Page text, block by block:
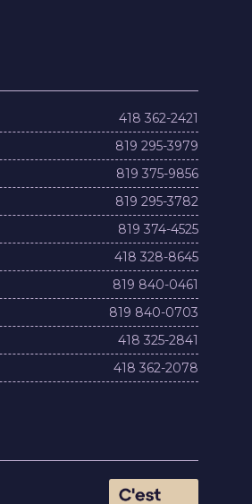
418 362-2421
819 295-3979
819 375-9856
819 295-3782
819 374-4525
418 328-8645
819 840-0461
819 840-0703
418 325-2841
418 362-2078